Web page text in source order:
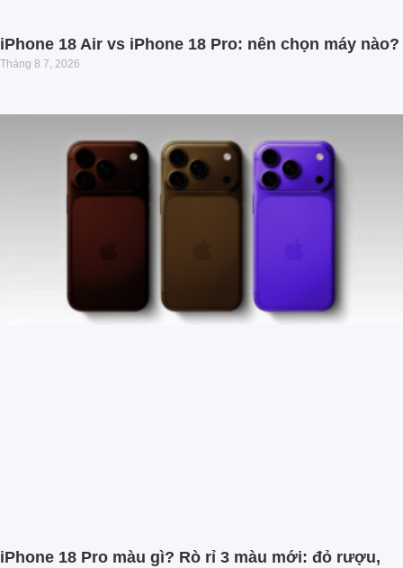
iPhone 18 Air vs iPhone 18 Pro: nên chọn máy nào?
Tháng 8 7, 2026
iPhone 18 Pro màu gì? Rò rỉ 3 màu mới: đỏ rượu,